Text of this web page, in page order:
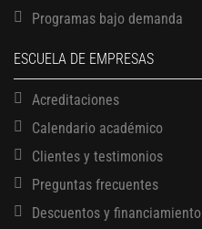
Programas bajo demanda
ESCUELA DE EMPRESAS
Acreditaciones
Calendario académico
Clientes y testimonios
Preguntas frecuentes
Descuentos y financiamiento